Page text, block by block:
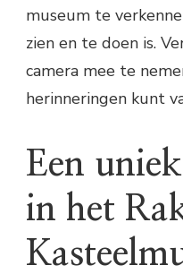
museum te
zien en te doen is.
camera mee te
herinneringen kunt
Een
in het